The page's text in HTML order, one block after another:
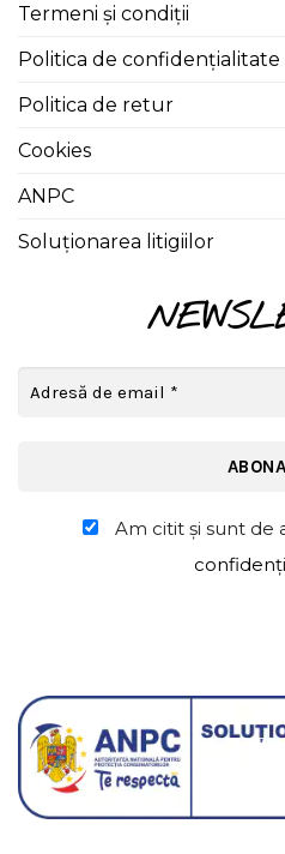
Termeni și condiții
Politica de confidențialitate
Politica de retur
Cookies
ANPC
Soluționarea litigiilor
Am citit şi sunt de